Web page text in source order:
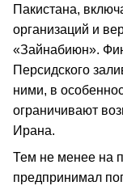
Пакистана,
организаций и
«Зайнабиюн».
Персидского
ними, в
ограничивают
Ирана.
Тем не менее на
предпринимал